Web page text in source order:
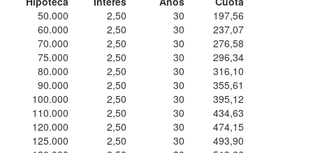
50.000
2,50 30
197,56
60.000
2,50 30
237,07
70.000
2,50 30
276,58
75.000
2,50 30
296,34
80.000
2,50 30
316,10
90.000
2,50 30
355,61
100.000
2,50 30
395,12
110.000
2,50 30
434,63
120.000
2,50 30
474,15
125.000
2,50 30
493,90